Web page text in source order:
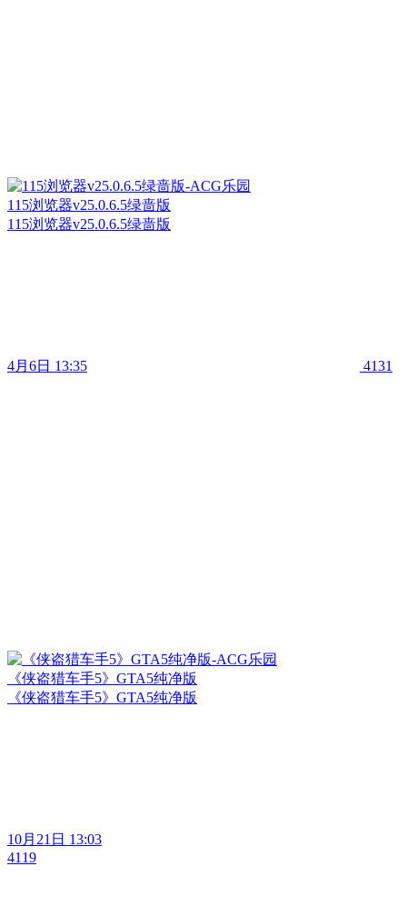
115浏览器v25.0.6.5绿啬版
115浏览器v25.0.6.5绿啬版
4月6日 13:35 4131
《侠盗猎车手5》GTA5纯净版
《侠盗猎车手5》GTA5纯净版
10月21日 13:03
4119